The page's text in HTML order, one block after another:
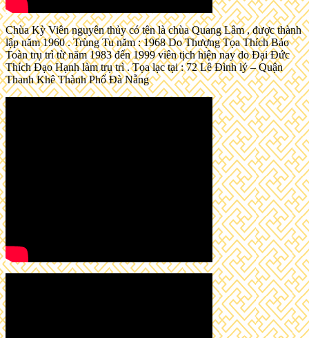
Chùa Kỳ Viên nguyên thủy có tên là chùa Quang Lâm , được thành
lập năm 1960 . Trùng Tu năm : 1968 Do Thượng Tọa Thích Bảo
Toàn trụ trì từ năm 1983 đến 1999 viên tịch hiện nay do Đại Đức
Thích Đạo Hạnh làm trụ trì . Tọa lạc tại : 72 Lê Đình lý – Quận
Thanh Khê Thành Phố Đà Nẵng